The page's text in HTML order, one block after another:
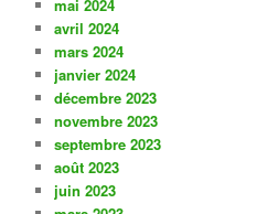
mai 2024
avril 2024
mars 2024
janvier 2024
décembre 2023
novembre 2023
septembre 2023
août 2023
juin 2023